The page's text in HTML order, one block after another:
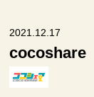
2021.12.17
cocoshare